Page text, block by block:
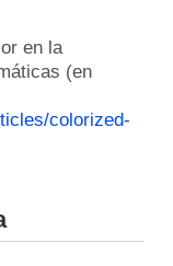
en la
(en
colorized-